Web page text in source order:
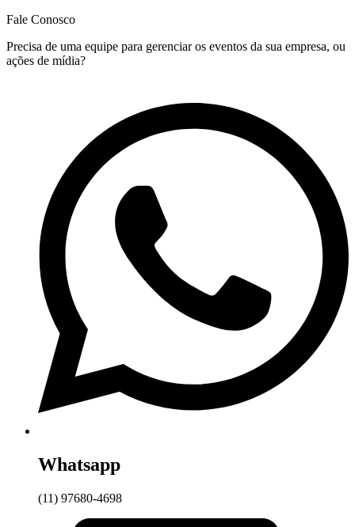
Fale Conosco
Precisa de uma equipe para gerenciar os eventos da sua empresa, ou
ações de mídia?
Whatsapp
(11) 97680-4698